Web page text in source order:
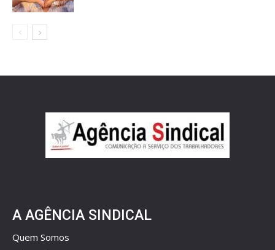
A AGÊNCIA SINDICAL
Quem Somos